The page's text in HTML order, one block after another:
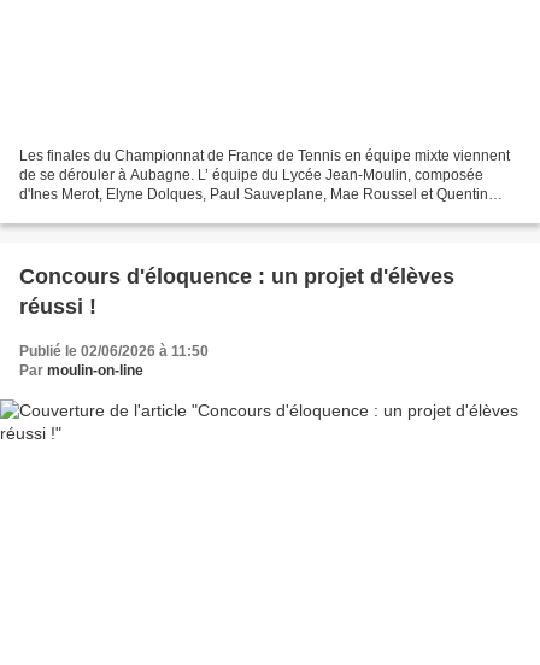
Les finales du Championnat de France de Tennis en équipe mixte viennent
de se dérouler à Aubagne. L’ équipe du Lycée Jean-Moulin, composée
d'Ines Merot, Elyne Dolques, Paul Sauveplane, Mae Roussel et Quentin
Concours d'éloquence : un projet d'élèves
réussi !
Publié le 02/06/2026 à 11:50
Par moulin-on-line